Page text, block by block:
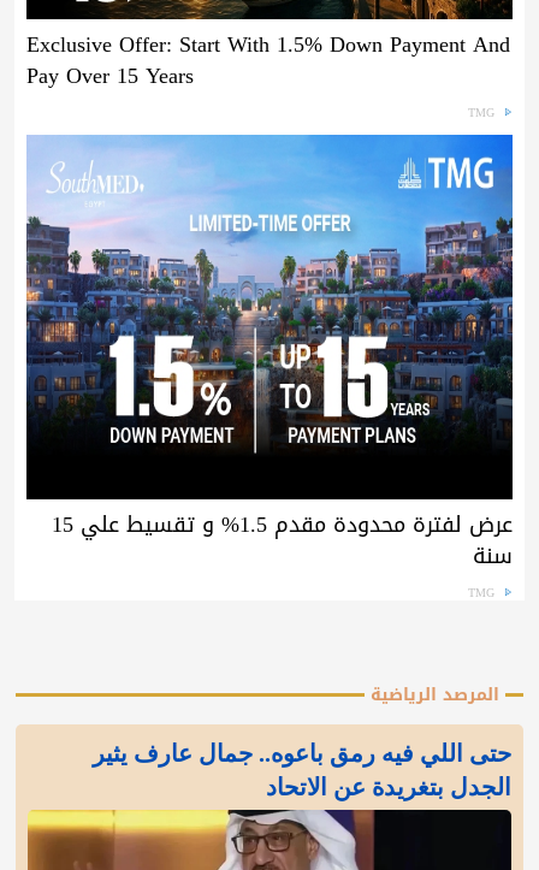
Exclusive Offer: Start With 1.5% Down Payment And
Pay Over 15 Years
TMG
عرض لفترة محدودة مقدم 1.5% و تقسيط علي 15
سنة
TMG
المرصد الرياضية
‏حتى اللي فيه رمق باعوه.. جمال عارف يثير
الجدل بتغريدة عن الاتحاد